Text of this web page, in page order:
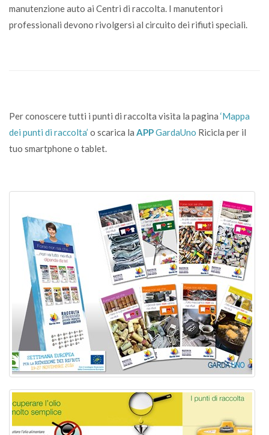
manutenzione auto ai Centri di raccolta. I manutentori
professionali devono rivolgersi al circuito dei rifiuti speciali.
Per conoscere tutti i punti di raccolta visita la pagina ‘Mappa
dei punti di raccolta’ o scarica la APPGardaUno Ricicla per il
tuo smartphone o tablet.